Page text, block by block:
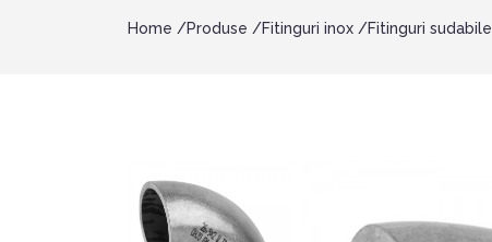
Home Produse Fitinguri inox Fitinguri sudabile